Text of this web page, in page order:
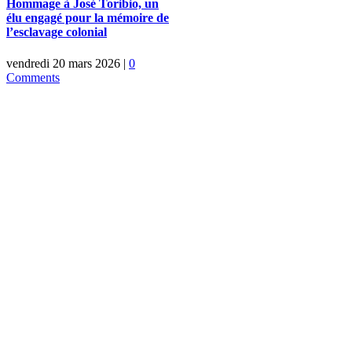
Hommage à José Toribio, un
élu engagé pour la mémoire de
l’esclavage colonial
vendredi 20 mars 2026 | 0
Comments